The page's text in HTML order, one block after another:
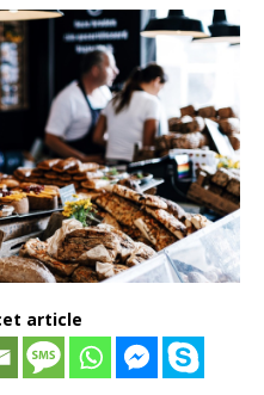
article